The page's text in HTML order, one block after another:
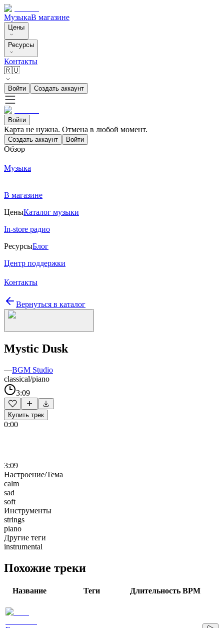
МузыкаВ магазине
Цены
Ресурсы
Контакты
🇷🇺
Войти Создать аккаунт
Войти
Карта не нужна. Отмена в любой момент.
Создать аккаунт Войти
Обзор
Музыка
В магазине
ЦеныКаталог музыки
In-store радио
РесурсыБлог
Центр поддержки
Контакты
Вернуться в каталог
Mystic Dusk
—BGM Studio
classical/piano
3:09
Купить трек
0:00
3:09
Настроение/Тема
calm
sad
soft
Инструменты
strings
piano
Другие теги
instrumental
Похожие треки
Название Теги Длительность BPM